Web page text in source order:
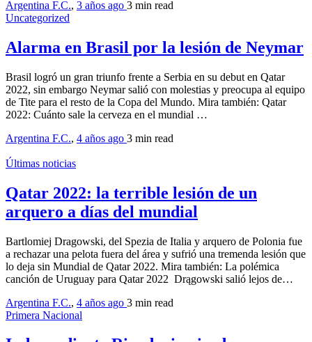
Argentina F.C., 3 años ago 3 min read
Uncategorized
Alarma en Brasil por la lesión de Neymar
Brasil logró un gran triunfo frente a Serbia en su debut en Qatar
2022, sin embargo Neymar salió con molestias y preocupa al equipo
de Tite para el resto de la Copa del Mundo. Mira también: Qatar
2022: Cuánto sale la cerveza en el mundial …
Argentina F.C., 4 años ago 3 min read
Últimas noticias
Qatar 2022: la terrible lesión de un
arquero a días del mundial
Bartlomiej Dragowski, del Spezia de Italia y arquero de Polonia fue
a rechazar una pelota fuera del área y sufrió una tremenda lesión que
lo deja sin Mundial de Qatar 2022. Mira también: La polémica
canción de Uruguay para Qatar 2022 Drągowski salió lejos de…
Argentina F.C., 4 años ago 3 min read
Primera Nacional